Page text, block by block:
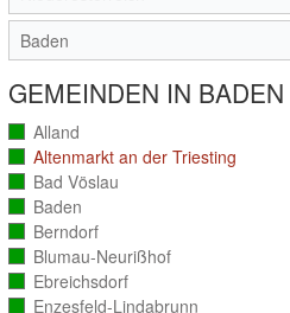
GEMEINDEN IN BADEN
Alland
(vollständig
ausgezählt)
Altenmarkt an der Triesting
(vollständig
ausgezählt)
Bad Vöslau
(vollständig
ausgezählt)
Baden
(vollständig
ausgezählt)
Berndorf
(vollständig
ausgezählt)
Blumau-Neurißhof
(vollständig
ausgezählt)
Ebreichsdorf
(vollständig
ausgezählt)
Enzesfeld-Lindabrunn
(vollständig